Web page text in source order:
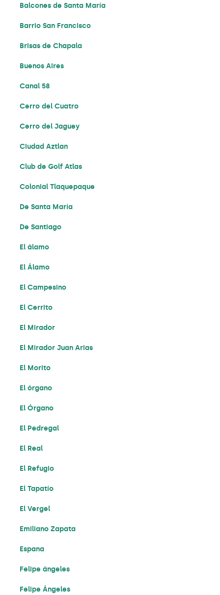
Balcones de Santa María
Barrio San Francisco
Brisas de Chapala
Buenos Aires
Canal 58
Cerro del Cuatro
Cerro del Jaguey
Ciudad Aztlan
Club de Golf Atlas
Colonial Tlaquepaque
De Santa María
De Santiago
El álamo
El Álamo
El Campesino
El Cerrito
El Mirador
El Mirador Juan Arias
El Morito
El órgano
El Órgano
El Pedregal
El Real
El Refugio
El Tapatío
El Vergel
Emiliano Zapata
Espana
Felipe ángeles
Felipe Ángeles